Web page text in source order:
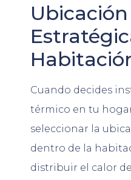
Ubicación
Cuando decides
térmico en tu
seleccionar la
dentro de la
distribuir el calor